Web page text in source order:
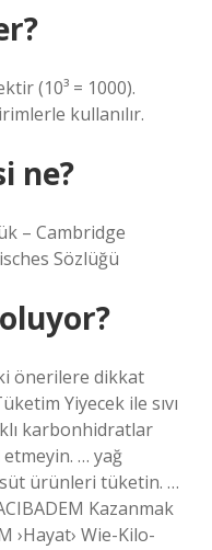
(10³ = 1000).
kullanılır.
ne?
– Cambridge
Sözlüğü
önerilere dikkat
Yiyecek ile sıvı
karbonhidratlar
etmeyin. … yağ
ürünleri tüketin. …
Kazanmak
›Hayat› Wie-Kilo-